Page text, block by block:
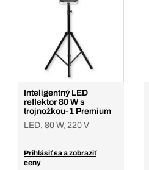
Inteligentný LED
reflektor 80 W s
trojnožkou-1 Premium
LED, 80 W, 220 V
Prihlásiť sa a zobraziť
ceny